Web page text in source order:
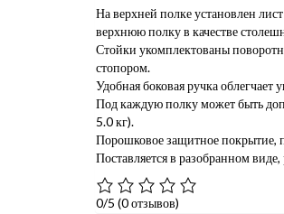
На верхней полке установлен
верхнюю полку в качестве
Стойки укомплектованы
стопором.
Удобная боковая ручка
Под каждую полку может быть
5.0 кг).
Порошковое защитное покрытие,
Поставляется в разобранном
0/5 (0 отзывов)